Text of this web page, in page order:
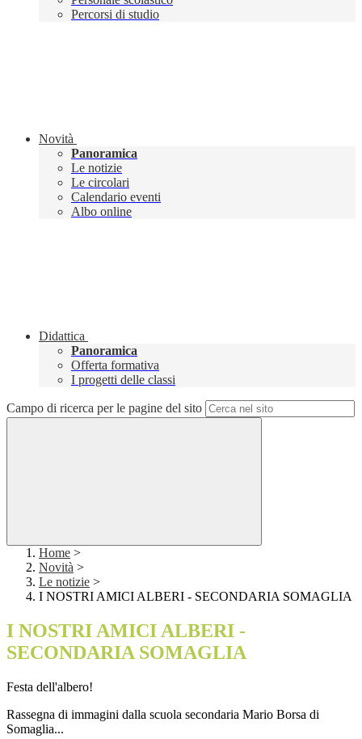
Percorsi di studio
Novità
Panoramica
Le notizie
Le circolari
Calendario eventi
Albo online
Didattica
Panoramica
Offerta formativa
I progetti delle classi
Campo di ricerca per le pagine del sito
Home >
Novità >
Le notizie >
I NOSTRI AMICI ALBERI - SECONDARIA SOMAGLIA
I NOSTRI AMICI ALBERI -
SECONDARIA SOMAGLIA
Festa dell'albero!
Rassegna di immagini dalla scuola secondaria Mario Borsa di
Somaglia...